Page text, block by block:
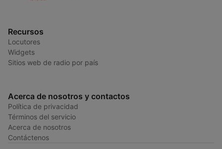
Recursos
Locutores
Widgets
Sitios web de radio por país
Acerca de nosotros y contactos
Política de privacidad
Términos del servicio
Acerca de nosotros
Contáctenos